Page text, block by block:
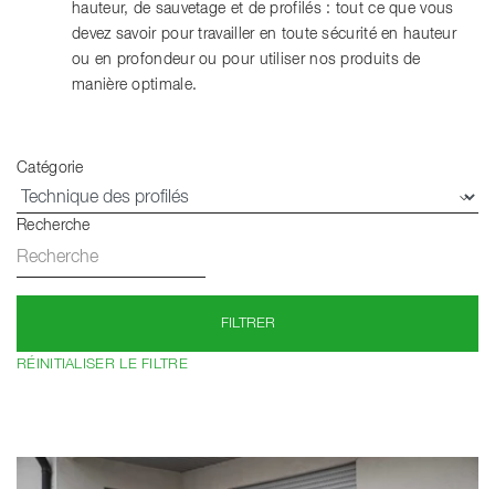
hauteur, de sauvetage et de profilés : tout ce que vous
devez savoir pour travailler en toute sécurité en hauteur
ou en profondeur ou pour utiliser nos produits de
manière optimale.
Catégorie
Recherche
FILTRER
RÉINITIALISER LE FILTRE